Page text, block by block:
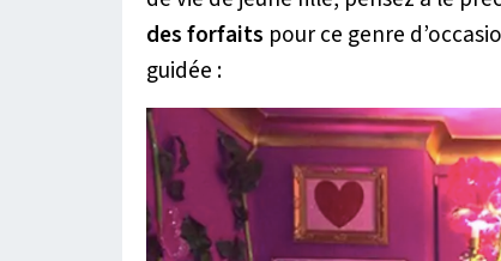
des forfaits pour ce genre
guidée :